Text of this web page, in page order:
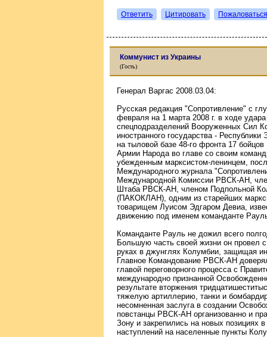
Ответить Цитировать Пожаловаться
Коммунист из Украины
(Гость)
Генерал Варгас 2008.03.04:
Русская редакция "Сопротивление" с
февраля на 1 марта 2008 г. в ходе
спецподразделений Вооруженных Сил
иностранного государства -
на тыловой базе 48-го фронта 17
Армии Народа во главе со своим
убежденным марксистом-ленинцем,
Международного журнала
Международной Комиссии РВСК-АН,
Штаба РВСК-АН, членом Подпольной
(ПАКОКЛАН), одним из старейших
товарищем Луисом Эдгаром Девиа,
движению под именем команданте
Команданте Рауль не дожил всего
Большую часть своей жизни он провел
руках в джунглях Колумбии, защищая
Главное Командование РВСК-АН
главой переговорного процесса с
международно признанной
результате вторжения
тяжелую артиллерию, танки и
несомненная заслуга в создании
повстанцы РВСК-АН организованно и
Зону и закрепились на новых позициях
наступлений на населенные пункты